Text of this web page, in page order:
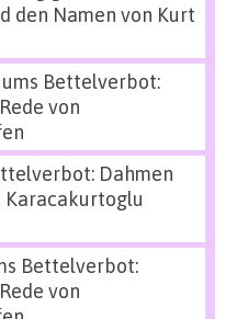
den Namen von Kurt
Bettelverbot:
von
Dahmen
Karacakurtoglu
Bettelverbot:
von